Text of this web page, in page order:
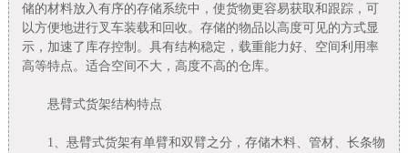
储的材料放入有序的存储系统中，使货物更容易获取和跟踪，可
以方便地进行叉车装载和回收。存储的物品以高度可见的方式显
示，加速了库存控制。具有结构稳定，载重能力好、空间利用率
高等特点。适合空间不大，高度不高的仓库。
悬臂式货架结构特点
1、悬臂式货架有单臂和双臂之分，存储木料、管材、长条物